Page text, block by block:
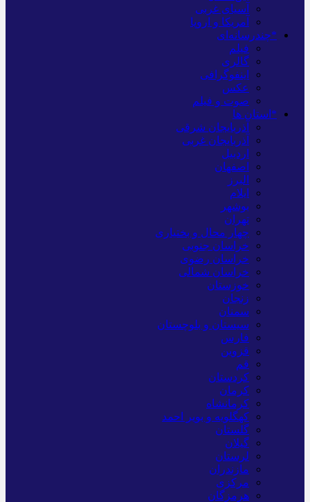
آسیای غربی
آمریکا و اروپا
*چندرسانه‌ای
فیلم
گالری
اینفوگرافی
عکس
صوت و فیلم
*استان ها
آذربایجان شرقی
آذربایجان غربی
اردبیل
اصفهان
البرز
ایلام
بوشهر
تهران
چهار محال و بختیاری
خراسان جنوبی
خراسان رضوی
خراسان شمالی
خوزستان
زنجان
سمنان
سیستان و بلوچستان
فارس
قزوین
قم
کردستان
کرمان
کرمانشاه
کهگلویه و بویر احمد
گلستان
گیلان
لرستان
مازندران
مرکزی
هرمزگان